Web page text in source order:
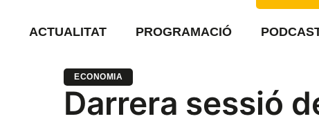
ACTUALITAT PROGRAMACIÓ
ECONOMIA
Darrera sessió